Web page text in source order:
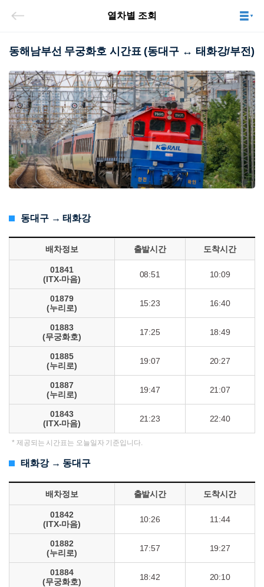
열차별 조회
동해남부선 무궁화호 시간표 (동대구 ↔ 태화강/부전)
동대구 → 태화강
배차정보 출발시간 도착시간
01841
(ITX-마음)
08:51 10:09
01879
(누리로)
15:23 16:40
01883
(무궁화호)
17:25 18:49
01885
(누리로)
19:07 20:27
01887
(누리로)
19:47 21:07
01843
(ITX-마음)
21:23 22:40
태화강 → 동대구
배차정보 출발시간 도착시간
01842
(ITX-마음)
10:26 11:44
01882
(누리로)
17:57 19:27
01884
(무궁화호)
18:42 20:10